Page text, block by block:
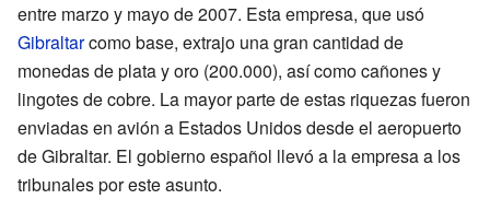
entre marzo y mayo de 2007. Esta empresa, que usó
Gibraltarcomo base, extrajo una gran cantidad de
monedas de plata y oro (200.000), así como cañones y
lingotes de cobre. La mayor parte de estas riquezas fueron
enviadas en avión a Estados Unidos desde el aeropuerto
de Gibraltar. El gobierno español llevó a la empresa a los
tribunales por este asunto.